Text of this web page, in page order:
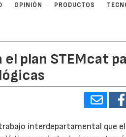
OPINIÓN PRODUCTOS
plan STEMcat
interdepartamental que